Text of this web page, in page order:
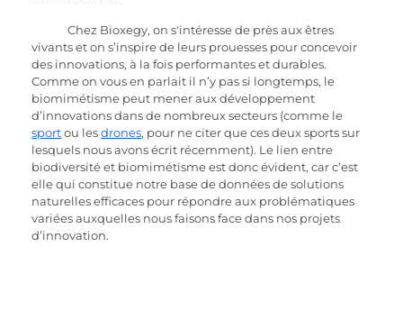
Chez Bioxegy, on s'intéresse de près aux êtres
vivants et on s’inspire de leurs prouesses pour concevoir
des innovations, à la fois performantes et durables.
Comme on vous en parlait il n’y pas si longtemps, le
biomimétisme peut mener aux développement
d’innovations dans de nombreux secteurs (comme le
sport ou les drones, pour ne citer que ces deux sports sur
lesquels nous avons écrit récemment). Le lien entre
biodiversité et biomimétisme est donc évident, car c’est
elle qui constitue notre base de données de solutions
naturelles efficaces pour répondre aux problématiques
variées auxquelles nous faisons face dans nos projets
d’innovation.